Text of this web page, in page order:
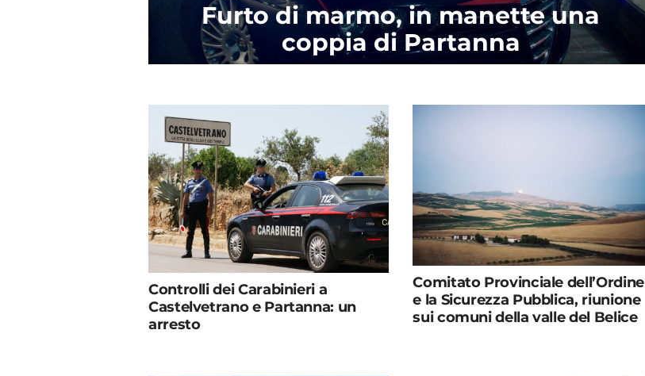
Furto di marmo, in manette una
coppia di Partanna
Controlli dei Carabinieri a
Castelvetrano e Partanna: un
arresto
Comitato Provinciale dell’Ordine
e la Sicurezza Pubblica, riunione
sui comuni della valle del Belice